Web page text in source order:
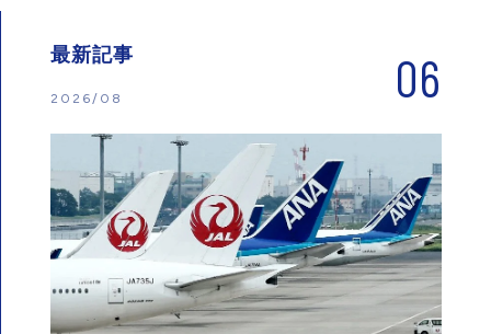
最新記事
2026/08 06